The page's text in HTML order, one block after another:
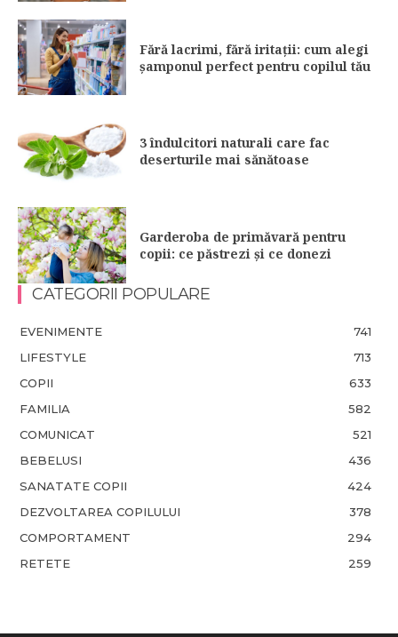
Fără lacrimi, fără iritații: cum alegi
șamponul perfect pentru copilul tău
3 îndulcitori naturali care fac
deserturile mai sănătoase
Garderoba de primăvară pentru
copii: ce păstrezi și ce donezi
CATEGORII POPULARE
EVENIMENTE
741
LIFESTYLE
713
COPII
633
FAMILIA
582
COMUNICAT
521
BEBELUSI
436
SANATATE COPII
424
DEZVOLTAREA COPILULUI
378
COMPORTAMENT
294
RETETE
259